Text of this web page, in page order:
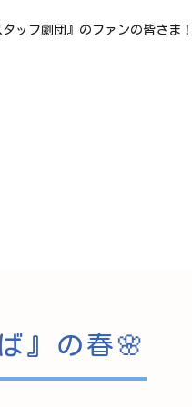
タッフ劇団』のファンの皆さ
』の春🌸